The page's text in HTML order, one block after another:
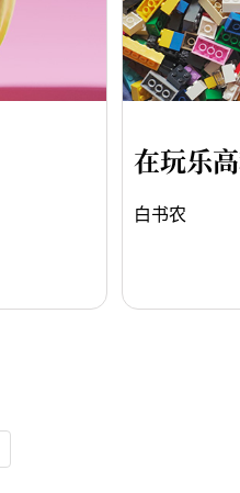
在玩乐
白书农